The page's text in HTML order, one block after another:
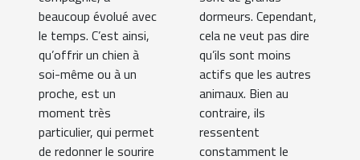
beaucoup évolué avec
le temps. C’est ainsi,
qu’offrir un chien à
soi-même ou à un
proche, est un
moment très
particulier, qui permet
de redonner le sourire
dormeurs. Cependant,
cela ne veut pas dire
qu’ils sont moins
actifs que les autres
animaux. Bien au
contraire, ils
ressentent
constamment le